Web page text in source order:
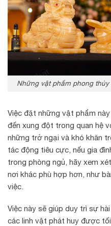
Những vật phẩm phong
Việc đặt những vật phẩm
đến xung đột trong quan hệ
những trở ngại và khó khăn
tác động tiêu cực, nếu gia
trong phòng ngủ, hãy xem
nơi khác phù hợp hơn, như
việc.
Việc này sẽ giúp duy trì sự
các linh vật phát huy được